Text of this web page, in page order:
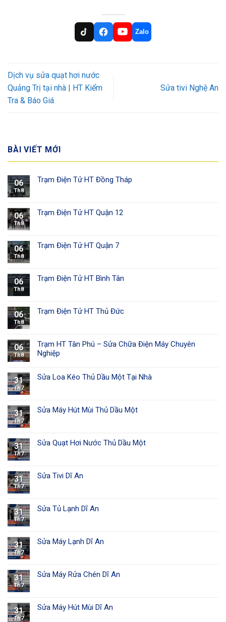
Zalo
Dịch vụ sửa quạt hơi nước
Quảng Trị tại nhà | HT Kiểm
Tra & Báo Giá
Sửa tivi Nghệ An
BÀI VIẾT MỚI
06
Th8
Trạm Điện Tử HT Đồng Tháp
06
Th8
Trạm Điện Tử HT Quận 12
06
Th8
Trạm Điện Tử HT Quận 7
06
Th8
Trạm Điện Tử HT Bình Tân
06
Th8
Trạm Điện Tử HT Thủ Đức
06
Th8
Trạm HT Tân Phú – Sửa Chữa Điện Máy Chuyên
Nghiệp
31
Th7
Sửa Loa Kéo Thủ Dầu Một Tại Nhà
31
Th7
Sửa Máy Hút Mùi Thủ Dầu Một
31
Th7
Sửa Quạt Hơi Nước Thủ Dầu Một
31
Th7
Sửa Tivi Dĩ An
31
Th7
Sửa Tủ Lạnh Dĩ An
31
Th7
Sửa Máy Lạnh Dĩ An
31
Th7
Sửa Máy Rửa Chén Dĩ An
31
Th7
Sửa Máy Hút Mùi Dĩ An